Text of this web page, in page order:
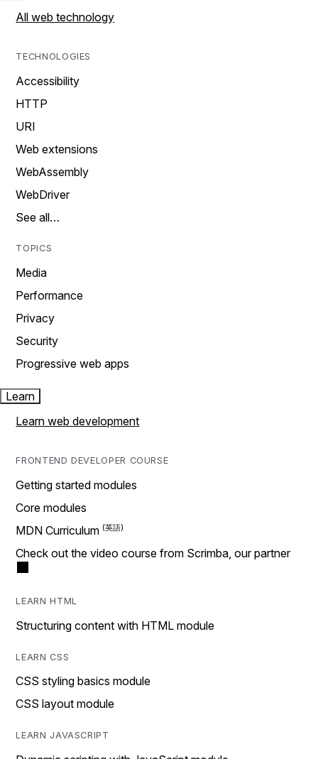
All web technology
TECHNOLOGIES
Accessibility
HTTP
URI
Web extensions
WebAssembly
WebDriver
See all…
TOPICS
Media
Performance
Privacy
Security
Progressive web apps
Learn
Learn web development
FRONTEND DEVELOPER COURSE
Getting started modules
Core modules
MDN Curriculum
Check out the video course from Scrimba, our partner
LEARN HTML
Structuring content with HTML module
LEARN CSS
CSS styling basics module
CSS layout module
LEARN JAVASCRIPT